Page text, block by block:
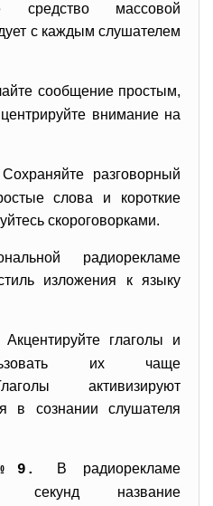
массовой
с каждым слушателем
сообщение простым,
внимание на
Сохраняйте разговорный
слова и короткие
скороговорками.
радиорекламе
изложения к языку
Акцентируйте глаголы и
их чаще
активизируют
в сознании слушателя
В радиорекламе
секунд название